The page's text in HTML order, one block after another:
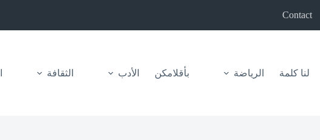
Contact
لنا كلمة الرياضة بأقلامكن الأدب الثقافة